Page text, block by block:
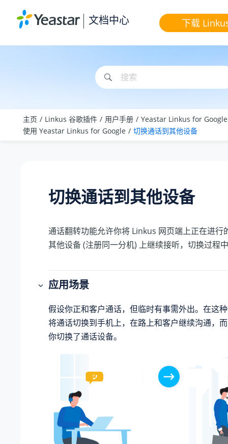
文档中心 下载
主页 Linkus 谷歌插件 用户手册
Yeastar Linkus for
使用 Yeastar Linkus for Google
切换通话到其他设备
切换通话到其他设备
通话翻转功能允许你将 Linkus 网页端上正在进行
其他设备 (注册同一分机) 上继续接听，切换过程
应用场景
假设你正和客户通话，但临时有事需外出。在这
将通话切换到手机上，在路上和客户继续沟通，
你切换了通话设备。